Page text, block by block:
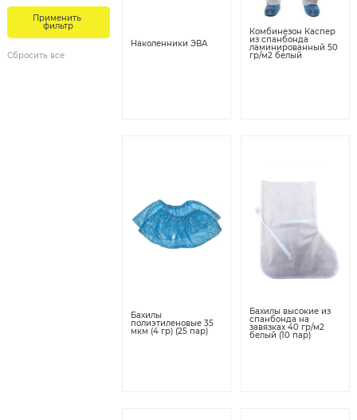
Наколенники ЭВА
Комбинезон Каспер
из спанбонда
ламинированный 50
гр/м2 белый
Бахилы
полиэтиленовые 35
мкм (4 гр) (25 пар)
Бахилы высокие из
спанбонда на
завязках 40 гр/м2
белый (10 пар)